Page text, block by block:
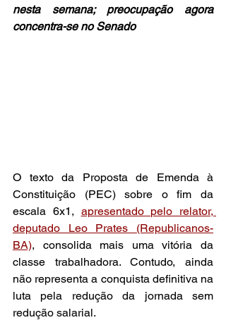
nesta semana; preocupação agora
concentra-se no Senado
O texto da Proposta de Emenda à
Constituição (PEC) sobre o fim da
escala 6x1, apresentado pelo relator,
deputado Leo Prates (Republicanos-
BA), consolida mais uma vitória da
classe trabalhadora. Contudo, ainda
não representa a conquista definitiva na
luta pela redução da jornada sem
redução salarial.